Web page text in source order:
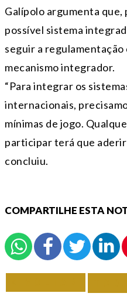
Galípolo argumenta que,
possível sistema
seguir a
mecanismo integrador.
“Para integrar os
internacionais,
mínimas de jogo.
participar terá que aderir
concluiu.
COMPARTILHE ESTA